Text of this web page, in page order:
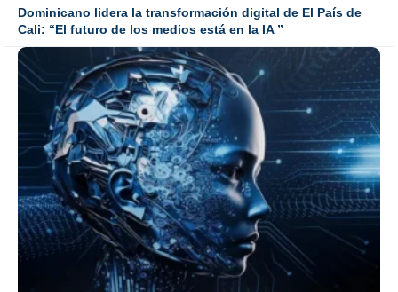
Dominicano lidera la transformación digital de El País de
Cali: “El futuro de los medios está en la IA ”